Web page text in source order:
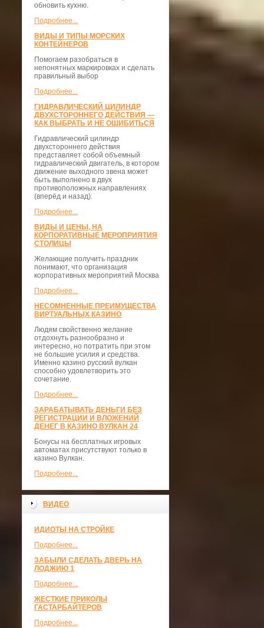
обновить кухню.
Подробнее...
ВИДЫ И ТИПЫ МОРСКИХ
КОНТЕЙНЕРОВ
Помогаем разобраться в
непонятных маркировках и сделать
правильный выбор
Подробнее...
ГИДРАВЛИЧЕСКИЙ ЦИЛИНДР
ДВУХСТОРОННЕГО ДЕЙСТВИЯ —
КАК ВЫБРАТЬ И НЕ ОШИБИТЬСЯ
Гидравлический цилиндр
двухстороннего действия
представляет собой объемный
гидравлический двигатель, в котором
движение выходного звена может
быть выполнено в двух
противоположных направлениях
(вперёд и назад).
Подробнее...
ВИДЫ И ЦЕНЫ, НА
КОРПОРАТИВНЫЕ МЕРОПРИЯТИЯ
СТОЛИЦЫ
Желающие получить праздник
понимают, что организация
корпоративных мероприятий Москва
Подробнее...
НЕСОМНЕННЫЕ ПРЕИМУЩЕСТВА
ВИРТУАЛЬНЫХ КАЗИНО
Людям свойственно желание
отдохнуть разнообразно и
интересно, но потратить при этом
не большие усилия и средства.
Именно казино русский вулкан
способно удовлетворить это
сочетание.
Подробнее...
ЗАРАБАТЫВАТЬ ДЕНЬГИ БЕЗ
РЕГИСТРАЦИИ И ВЛОЖЕНИЙ
ДЕНЕГ В КАЗИНО ВУЛКАН 24
Бонусы на бесплатных игровых
автоматах присутствуют только в
казино Вулкан.
Подробнее...
ВИДЕО
ИДИОТЫ НА СТРОЙКЕ
Подробнее...
ЗАБЫЛИ СДЕЛАТЬ ДВЕРЬ НА
ЛОДЖИЮ 1
Подробнее...
ЖЕСТКИЕ ПРИКОЛЫ
ГАСТАРБАЙТЕРОВ
Подробнее...